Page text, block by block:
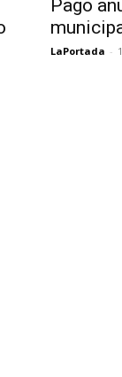
Pago
LaPortada -